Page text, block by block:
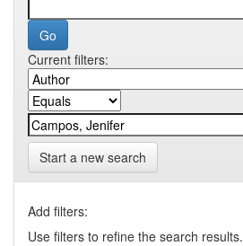
Current filters:
Start a new search
Add filters:
Use filters to refine the search results.